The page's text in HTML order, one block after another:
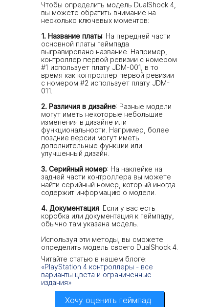
Чтобы определить модель DualShock 4,
вы можете обратить внимание на
несколько ключевых моментов:
1. Название платы: На передней части
основной платы геймпада
выгравировано название. Например,
контроллер первой ревизии с номером
#1 использует плату JDM-001, в то
время как контроллер первой ревизии
с номером #2 использует плату JDM-
011.
2. Различия в дизайне: Разные модели
могут иметь некоторые небольшие
изменения в дизайне или
функциональности. Например, более
поздние версии могут иметь
дополнительные функции или
улучшенный дизайн.
3. Серийный номер: На наклейке на
задней части контроллера вы можете
найти серийный номер, который иногда
содержит информацию о модели.
4. Документация: Если у вас есть
коробка или документация к геймпаду,
обычно там указана модель.
Используя эти методы, вы сможете
определить модель своего DualShock 4.
Читайте статью в нашем блоге:
«PlayStation 4 контроллеры - все
варианты цвета и ограниченные
издания»
Хочу оценить геймпад